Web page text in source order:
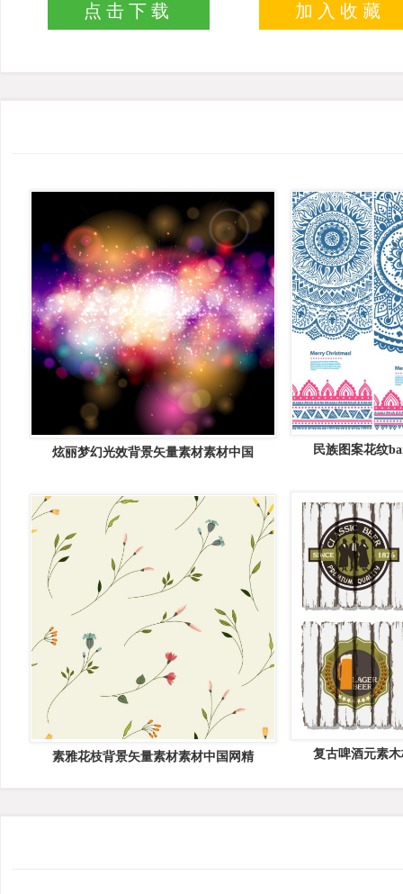
点击下载 加入收藏
炫丽梦幻光效背景矢量素材素材中国 民族图案花纹
复古啤酒元素
素雅花枝背景矢量素材素材中国网精